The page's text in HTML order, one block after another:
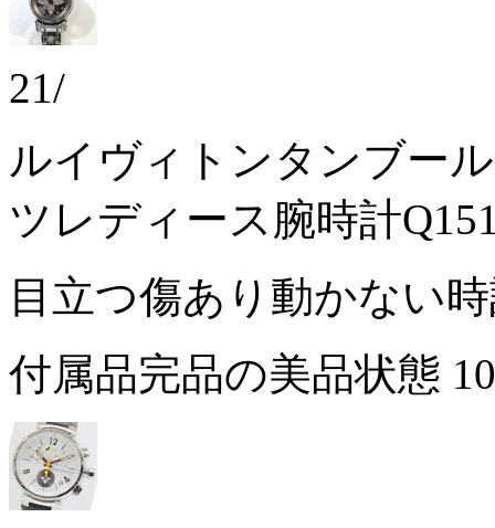
21/
ルイヴィトンタンブー
ツレディース腕時計
目立つ傷あり動かない
付属品完品の美品状態